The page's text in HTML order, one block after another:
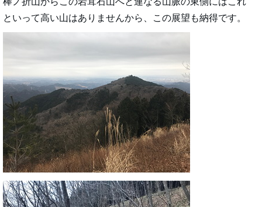
といって高い山はありませんから、この展望も納得です。